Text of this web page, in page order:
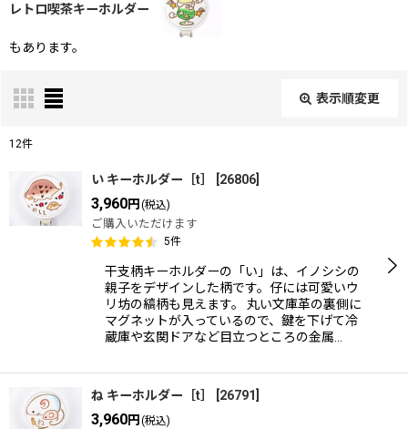
レトロ喫茶キーホルダー
もあります。
表示順変更
表示数
在庫あり
絞り込む
12件
い キーホルダー［t］ 26806
3,960円 (税込)
ご購入いただけます
5件
干支柄キーホルダーの「い」は、イノシシの
親子をデザインした柄です。仔には可愛いウ
リ坊の縞柄も見えます。 丸い文庫革の裏側に
マグネットが入っているので、鍵を下げて冷
蔵庫や玄関ドアなど目立つところの金属…
ね キーホルダー［t］ 26791
3,960円 (税込)